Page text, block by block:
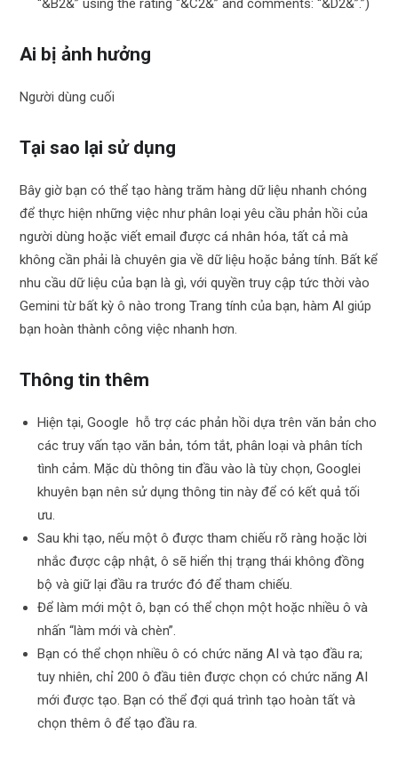
“&B2&” using the rating “&C2&” and comments: “&D2&”.”)
Ai bị ảnh hưởng
Người dùng cuối
Tại sao lại sử dụng
Bây giờ bạn có thể tạo hàng trăm hàng dữ liệu nhanh chóng
để thực hiện những việc như phân loại yêu cầu phản hồi của
người dùng hoặc viết email được cá nhân hóa, tất cả mà
không cần phải là chuyên gia về dữ liệu hoặc bảng tính. Bất kể
nhu cầu dữ liệu của bạn là gì, với quyền truy cập tức thời vào
Gemini từ bất kỳ ô nào trong Trang tính của bạn, hàm Al giúp
bạn hoàn thành công việc nhanh hơn.
Thông tin thêm
Hiện tại, Google hỗ trợ các phản hồi dựa trên văn bản cho
các truy vấn tạo văn bản, tóm tắt, phân loại và phân tích
tình cảm. Mặc dù thông tin đầu vào là tùy chọn, Googlei
khuyên bạn nên sử dụng thông tin này để có kết quả tối
ưu.
Sau khi tạo, nếu một ô được tham chiếu rõ ràng hoặc lời
nhắc được cập nhật, ô sẽ hiển thị trạng thái không đồng
bộ và giữ lại đầu ra trước đó để tham chiếu.
Để làm mới một ô, bạn có thể chọn một hoặc nhiều ô và
nhấn “làm mới và chèn”.
Bạn có thể chọn nhiều ô có chức năng AI và tạo đầu ra;
tuy nhiên, chỉ 200 ô đầu tiên được chọn có chức năng AI
mới được tạo. Bạn có thể đợi quá trình tạo hoàn tất và
chọn thêm ô để tạo đầu ra.